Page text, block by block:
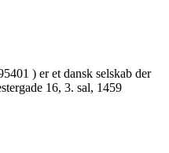
) er et dansk selskab der
16, 3. sal, 1459